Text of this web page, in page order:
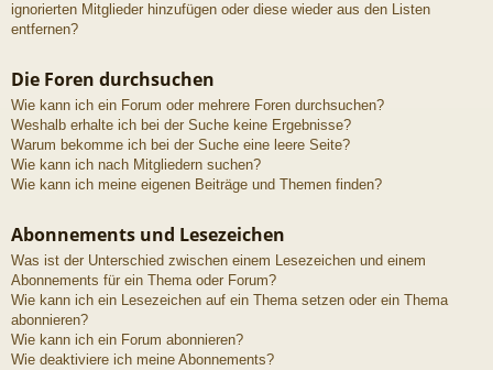
ignorierten Mitglieder hinzufügen oder diese wieder aus den Listen
entfernen?
Die Foren durchsuchen
Wie kann ich ein Forum oder mehrere Foren durchsuchen?
Weshalb erhalte ich bei der Suche keine Ergebnisse?
Warum bekomme ich bei der Suche eine leere Seite?
Wie kann ich nach Mitgliedern suchen?
Wie kann ich meine eigenen Beiträge und Themen finden?
Abonnements und Lesezeichen
Was ist der Unterschied zwischen einem Lesezeichen und einem
Abonnements für ein Thema oder Forum?
Wie kann ich ein Lesezeichen auf ein Thema setzen oder ein Thema
abonnieren?
Wie kann ich ein Forum abonnieren?
Wie deaktiviere ich meine Abonnements?